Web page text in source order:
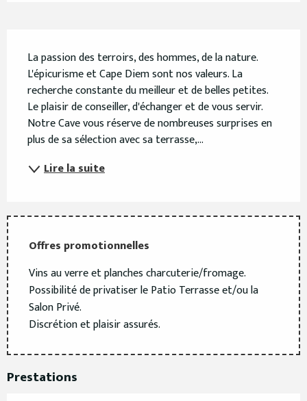
La passion des terroirs, des hommes, de la nature.
L'épicurisme et Cape Diem sont nos valeurs. La
recherche constante du meilleur et de belles petites.
Le plaisir de conseiller, d'échanger et de vous servir.
Notre Cave vous réserve de nombreuses surprises en
plus de sa sélection avec sa terrasse,...
Lire la suite
Offres promotionnelles
Vins au verre et planches charcuterie/fromage.
Possibilité de privatiser le Patio Terrasse et/ou la
Salon Privé.
Discrétion et plaisir assurés.
Prestations